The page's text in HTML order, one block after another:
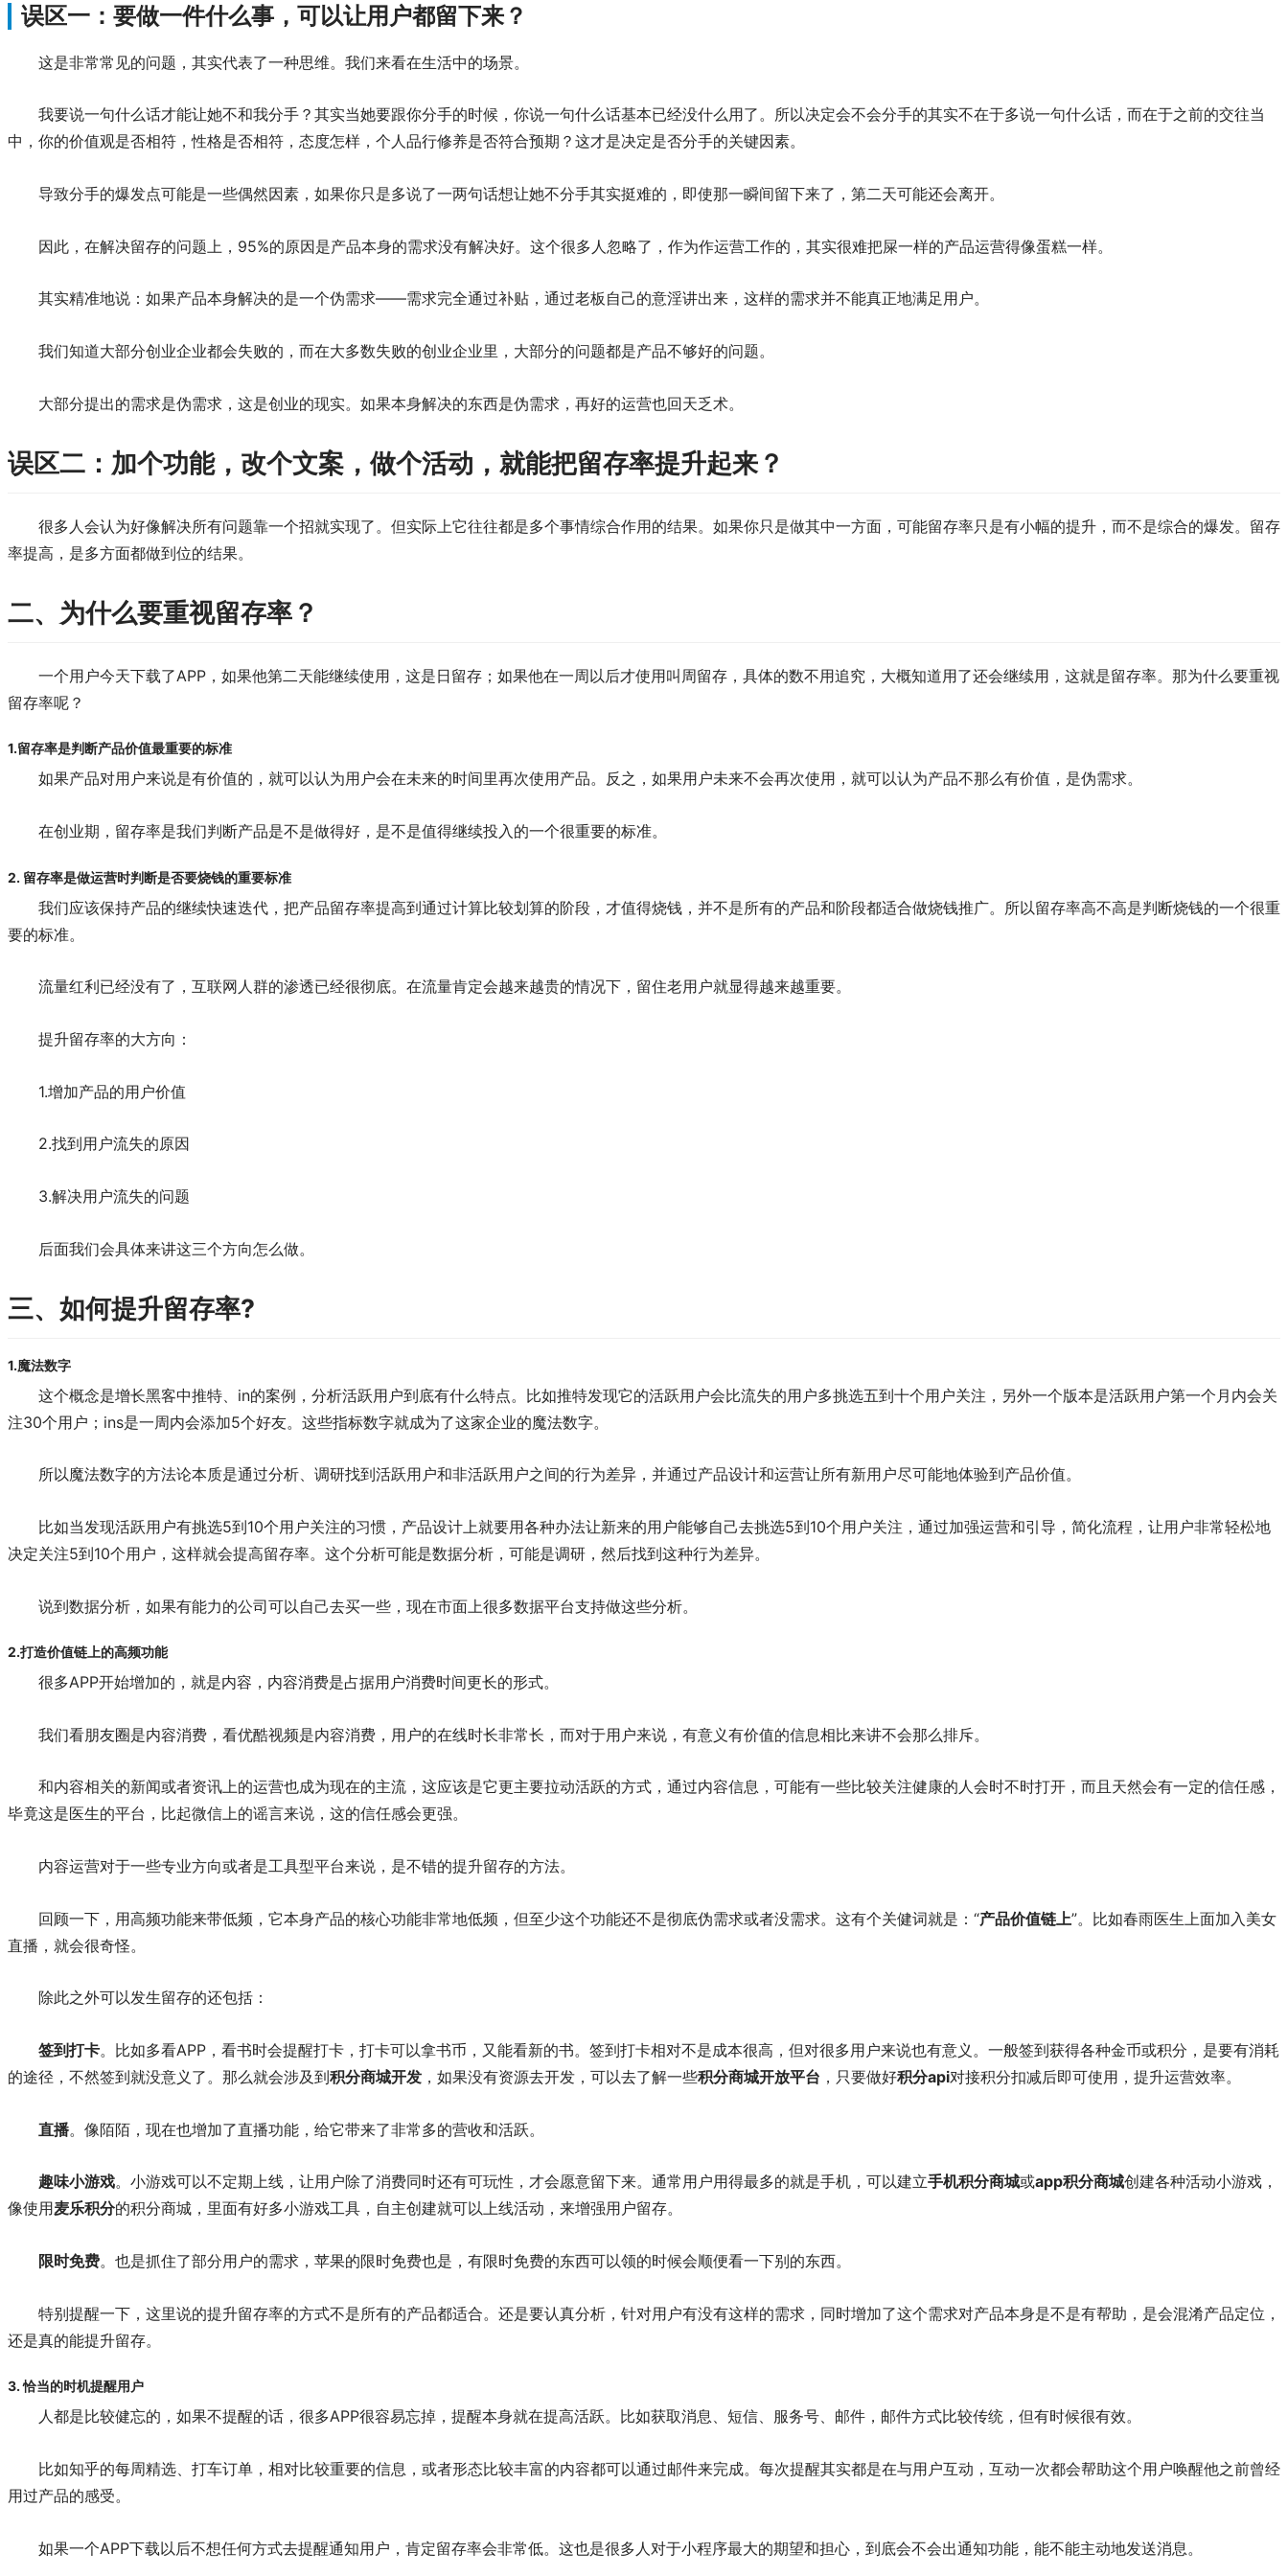
误区一：要做一件什么事，可以让用户都留下来？
这是非常常见的问题，其实代表了一种思维。我们来看在生活中的场景。
我要说一句什么话才能让她不和我分手？其实当她要跟你分手的时候，你说一句什么话基本已经没什么用了。所以决定会不会分手的其实不在于多说一句什么话，而在于之前的交往当
中，你的价值观是否相符，性格是否相符，态度怎样，个人品行修养是否符合预期？这才是决定是否分手的关键因素。
导致分手的爆发点可能是一些偶然因素，如果你只是多说了一两句话想让她不分手其实挺难的，即使那一瞬间留下来了，第二天可能还会离开。
因此，在解决留存的问题上，95%的原因是产品本身的需求没有解决好。这个很多人忽略了，作为作运营工作的，其实很难把屎一样的产品运营得像蛋糕一样。
其实精准地说：如果产品本身解决的是一个伪需求——需求完全通过补贴，通过老板自己的意淫讲出来，这样的需求并不能真正地满足用户。
我们知道大部分创业企业都会失败的，而在大多数失败的创业企业里，大部分的问题都是产品不够好的问题。
大部分提出的需求是伪需求，这是创业的现实。如果本身解决的东西是伪需求，再好的运营也回天乏术。
误区二：加个功能，改个文案，做个活动，就能把留存率提升起来？
很多人会认为好像解决所有问题靠一个招就实现了。但实际上它往往都是多个事情综合作用的结果。如果你只是做其中一方面，可能留存率只是有小幅的提升，而不是综合的爆发。留存
率提高，是多方面都做到位的结果。
二、为什么要重视留存率？
一个用户今天下载了APP，如果他第二天能继续使用，这是日留存；如果他在一周以后才使用叫周留存，具体的数不用追究，大概知道用了还会继续用，这就是留存率。那为什么要重视
留存率呢？
1.留存率是判断产品价值最重要的标准
如果产品对用户来说是有价值的，就可以认为用户会在未来的时间里再次使用产品。反之，如果用户未来不会再次使用，就可以认为产品不那么有价值，是伪需求。
在创业期，留存率是我们判断产品是不是做得好，是不是值得继续投入的一个很重要的标准。
2. 留存率是做运营时判断是否要烧钱的重要标准
我们应该保持产品的继续快速迭代，把产品留存率提高到通过计算比较划算的阶段，才值得烧钱，并不是所有的产品和阶段都适合做烧钱推广。所以留存率高不高是判断烧钱的一个很重
要的标准。
流量红利已经没有了，互联网人群的渗透已经很彻底。在流量肯定会越来越贵的情况下，留住老用户就显得越来越重要。
提升留存率的大方向：
1.增加产品的用户价值
2.找到用户流失的原因
3.解决用户流失的问题
后面我们会具体来讲这三个方向怎么做。
三、如何提升留存率?
1.魔法数字
这个概念是增长黑客中推特、in的案例，分析活跃用户到底有什么特点。比如推特发现它的活跃用户会比流失的用户多挑选五到十个用户关注，另外一个版本是活跃用户第一个月内会关
注30个用户；ins是一周内会添加5个好友。这些指标数字就成为了这家企业的魔法数字。
所以魔法数字的方法论本质是通过分析、调研找到活跃用户和非活跃用户之间的行为差异，并通过产品设计和运营让所有新用户尽可能地体验到产品价值。
比如当发现活跃用户有挑选5到10个用户关注的习惯，产品设计上就要用各种办法让新来的用户能够自己去挑选5到10个用户关注，通过加强运营和引导，简化流程，让用户非常轻松地
决定关注5到10个用户，这样就会提高留存率。这个分析可能是数据分析，可能是调研，然后找到这种行为差异。
说到数据分析，如果有能力的公司可以自己去买一些，现在市面上很多数据平台支持做这些分析。
2.打造价值链上的高频功能
很多APP开始增加的，就是内容，内容消费是占据用户消费时间更长的形式。
我们看朋友圈是内容消费，看优酷视频是内容消费，用户的在线时长非常长，而对于用户来说，有意义有价值的信息相比来讲不会那么排斥。
和内容相关的新闻或者资讯上的运营也成为现在的主流，这应该是它更主要拉动活跃的方式，通过内容信息，可能有一些比较关注健康的人会时不时打开，而且天然会有一定的信任感，
毕竟这是医生的平台，比起微信上的谣言来说，这的信任感会更强。
内容运营对于一些专业方向或者是工具型平台来说，是不错的提升留存的方法。
回顾一下，用高频功能来带低频，它本身产品的核心功能非常地低频，但至少这个功能还不是彻底伪需求或者没需求。这有个关健词就是：“产品价值链上”。比如春雨医生上面加入美女
直播，就会很奇怪。
除此之外可以发生留存的还包括：
签到打卡。比如多看APP，看书时会提醒打卡，打卡可以拿书币，又能看新的书。签到打卡相对不是成本很高，但对很多用户来说也有意义。一般签到获得各种金币或积分，是要有消耗
的途径，不然签到就没意义了。那么就会涉及到积分商城开发 ，如果没有资源去开发，可以去了解一些积分商城开放平台 ，只要做好积分api对接积分扣减后即可使用，提升运营效率。
直播。像陌陌，现在也增加了直播功能，给它带来了非常多的营收和活跃。
趣味小游戏。小游戏可以不定期上线，让用户除了消费同时还有可玩性，才会愿意留下来。通常用户用得最多的就是手机，可以建立手机积分商城或app积分商城创建各种活动小游戏，
像使用麦乐积分的积分商城，里面有好多小游戏工具，自主创建就可以上线活动，来增强用户留存。
限时免费。也是抓住了部分用户的需求，苹果的限时免费也是，有限时免费的东西可以领的时候会顺便看一下别的东西。
特别提醒一下，这里说的提升留存率的方式不是所有的产品都适合。还是要认真分析，针对用户有没有这样的需求，同时增加了这个需求对产品本身是不是有帮助，是会混淆产品定位，
还是真的能提升留存。
3. 恰当的时机提醒用户
人都是比较健忘的，如果不提醒的话，很多APP很容易忘掉，提醒本身就在提高活跃。比如获取消息、短信、服务号、邮件，邮件方式比较传统，但有时候很有效。
比如知乎的每周精选、打车订单，相对比较重要的信息，或者形态比较丰富的内容都可以通过邮件来完成。每次提醒其实都是在与用户互动，互动一次都会帮助这个用户唤醒他之前曾经
用过产品的感受。
如果一个APP下载以后不想任何方式去提醒通知用户，肯定留存率会非常低。这也是很多人对于小程序最大的期望和担心，到底会不会出通知功能，能不能主动地发送消息。